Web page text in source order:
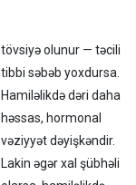
tövsiyə olunur — təcili
tibbi səbəb yoxdursa.
Hamiləlikdə dəri daha
həssas, hormonal
vəziyyət dəyişkəndir.
Lakin əgər xal şübhəli